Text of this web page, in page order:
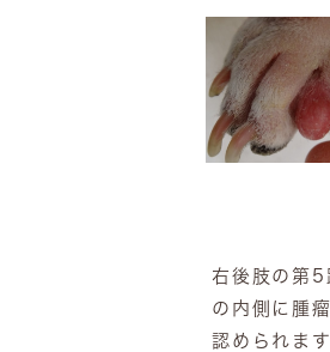
右後肢の第5
の内側に腫
認められます